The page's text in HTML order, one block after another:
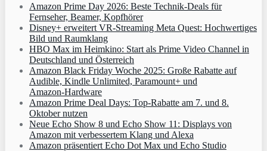
Amazon Prime Day 2026: Beste Technik-Deals für
Fernseher, Beamer, Kopfhörer
Disney+ erweitert VR‑Streaming Meta Quest: Hochwertiges
Bild und Raumklang
HBO Max im Heimkino: Start als Prime Video Channel in
Deutschland und Österreich
Amazon Black Friday Woche 2025: Große Rabatte auf
Audible, Kindle Unlimited, Paramount+ und
Amazon‑Hardware
Amazon Prime Deal Days: Top-Rabatte am 7. und 8.
Oktober nutzen
Neue Echo Show 8 und Echo Show 11: Displays von
Amazon mit verbessertem Klang und Alexa
Amazon präsentiert Echo Dot Max und Echo Studio